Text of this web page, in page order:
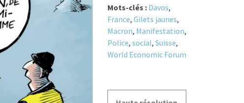
Mots-clés : Davos,
France, Gilets jaunes,
Macron, Manifestation,
Police, social, Suisse,
World Economic Forum